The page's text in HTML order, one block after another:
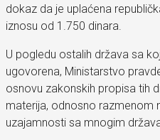
dokaz da je uplaćena
iznosu od 1.750 dinara.
U pogledu ostalih država sa
ugovorena, Ministarstvo
osnovu zakonskih propisa tih
materija, odnosno razmenom
uzajamnosti sa mnogim